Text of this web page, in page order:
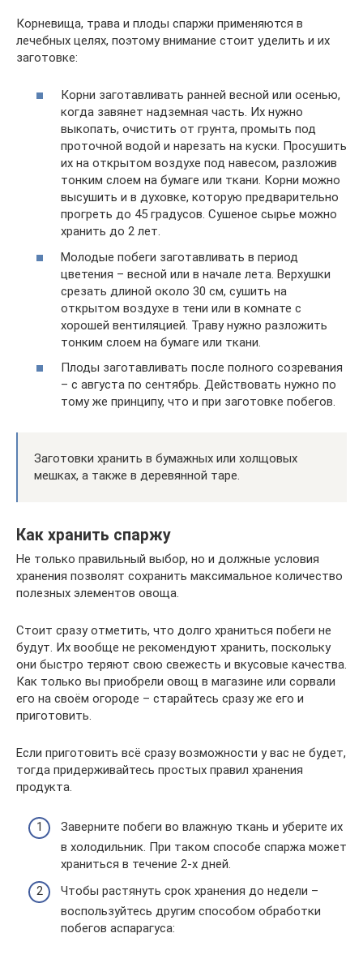
Корневища, трава и плоды спаржи применяются в
лечебных целях, поэтому внимание стоит уделить и их
заготовке:
Корни заготавливать ранней весной или осенью,
когда завянет надземная часть. Их нужно
выкопать, очистить от грунта, промыть под
проточной водой и нарезать на куски. Просушить
их на открытом воздухе под навесом, разложив
тонким слоем на бумаге или ткани. Корни можно
высушить и в духовке, которую предварительно
прогреть до 45 градусов. Сушеное сырье можно
хранить до 2 лет.
Молодые побеги заготавливать в период
цветения – весной или в начале лета. Верхушки
срезать длиной около 30 см, сушить на
открытом воздухе в тени или в комнате с
хорошей вентиляцией. Траву нужно разложить
тонким слоем на бумаге или ткани.
Плоды заготавливать после полного созревания
– с августа по сентябрь. Действовать нужно по
тому же принципу, что и при заготовке побегов.
Заготовки хранить в бумажных или холщовых
мешках, а также в деревянной таре.
Как хранить спаржу
Не только правильный выбор, но и должные условия
хранения позволят сохранить максимальное количество
полезных элементов овоща.
Стоит сразу отметить, что долго храниться побеги не
будут. Их вообще не рекомендуют хранить, поскольку
они быстро теряют свою свежесть и вкусовые качества.
Как только вы приобрели овощ в магазине или сорвали
его на своём огороде – старайтесь сразу же его и
приготовить.
Если приготовить всё сразу возможности у вас не будет,
тогда придерживайтесь простых правил хранения
продукта.
Заверните побеги во влажную ткань и уберите их
в холодильник. При таком способе спаржа может
храниться в течение 2-х дней.
Чтобы растянуть срок хранения до недели –
воспользуйтесь другим способом обработки
побегов аспарагуса: